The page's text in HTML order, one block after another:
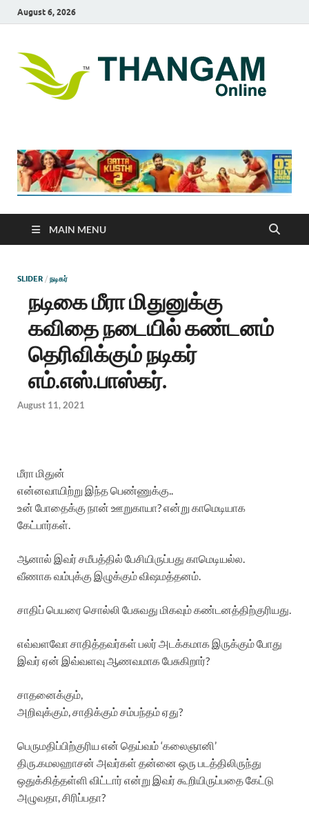
August 6, 2026
MAIN MENU
SLIDER / நடிகர்
நடிகை மீரா மிதுனுக்கு
கவிதை நடையில் கண்டனம்
தெரிவிக்கும் நடிகர்
எம்.எஸ்.பாஸ்கர்.
August 11, 2021
மீரா மிதுன்
என்னவாயிற்று இந்த பெண்ணுக்கு..
உன் போதைக்கு நான் ஊறுகாயா? என்று காமெடியாக
கேட்பார்கள்.
ஆனால் இவர் சமீபத்தில் பேசியிருப்பது காமெடியல்ல.
வீணாக வம்புக்கு இழுக்கும் விஷமத்தனம்.
சாதிப் பெயரை சொல்லி பேசுவது மிகவும் கண்டனத்திற்குரியது.
எவ்வளவோ சாதித்தவர்கள் பலர் அடக்கமாக இருக்கும் போது
இவர் ஏன் இவ்வளவு ஆணவமாக பேசுகிறார்?
சாதனைக்கும்,
அறிவுக்கும், சாதிக்கும் சம்பந்தம் ஏது?
பெருமதிப்பிற்குரிய என் தெய்வம் ‘கலைஞானி’
திரு.கமலஹாசன் அவர்கள் தன்னை ஒரு படத்திலிருந்து
ஒதுக்கித்தள்ளி விட்டார் என்று இவர் கூறியிருப்பதை கேட்டு
அழுவதா, சிரிப்பதா?